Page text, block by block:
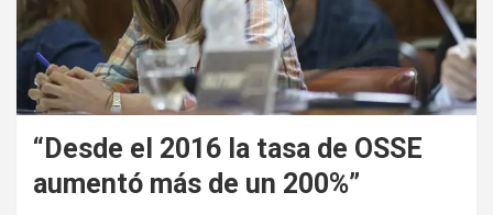
“Desde el 2016 la tasa de OSSE
aumentó más de un 200%”